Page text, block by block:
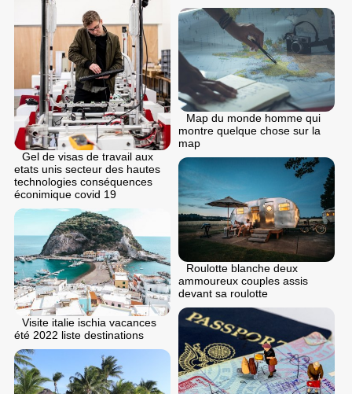
Gel de visas de travail aux
etats unis secteur des hautes
technologies conséquences
éconimique covid 19
Map du monde homme qui
montre quelque chose sur la
map
Roulotte blanche deux
ammoureux couples assis
devant sa roulotte
Visite italie ischia vacances
été 2022 liste destinations